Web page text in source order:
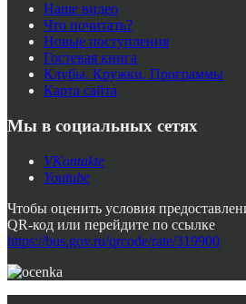
Наше видео
Что почитать?
Новые поступления
Гостевая книга
Клубы. Кружки. Программы
Карта сайта
Мы в социальных сетях
VKontakte
Youtube
Чтобы оценить условия
QR-код или перейдите по ссылке
https://bus.gov.ru/qrcode/rate/319900